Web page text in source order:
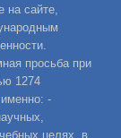
сайте,
просьба при
1274
-
целях, в